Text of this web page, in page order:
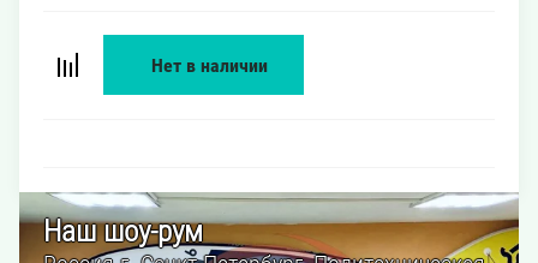
Нет в наличии
Наш шоу-рум